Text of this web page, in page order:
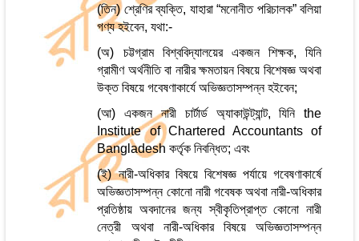
(তিন) শ্রেণির ব্যক্তি, যাহারা “মনোনীত পরিচালক” বলিয়া
গণ্য হইবেন, যথা:-
(অ) চট্টগ্রাম বিশ্ববিদ্যালয়ের একজন শিক্ষক, যিনি
গ্রামীণ অর্থনীতি বা নারীর ক্ষমতায়ন বিষয়ে বিশেষজ্ঞ অথবা
উক্ত বিষয়ে গবেষণাকার্যে অভিজ্ঞতাসম্পন্ন হইবেন;
(আ) একজন নারী চার্টার্ড অ্যাকাউন্ট্যান্ট, যিনি the
Institute of Chartered Accountants of
Bangladesh কর্তৃক নিবন্ধিত; এবং
(ই) নারী-অধিকার বিষয়ে বিশেষজ্ঞ পর্যায়ে গবেষণাকার্ষে
অভিজ্ঞতাসম্পন্ন কোনো নারী গবেষক অথবা নারী-অধিকার
প্রতিষ্ঠায় অবদানের জন্য স্বীকৃতিপ্রাপ্ত কোনো নারী
নেত্রী অথবা নারী-অধিকার বিষয়ে অভিজ্ঞতাসম্পন্ন